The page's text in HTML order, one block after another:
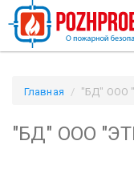
Главная "БД" ООО
"БД" ООО